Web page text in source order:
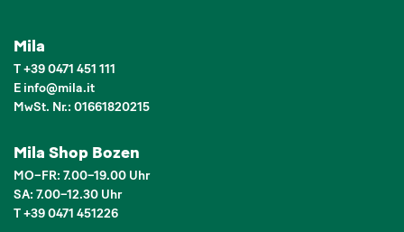
Mila
T+39 0471 451 111
E info@mila.it
MwSt. Nr.: 01661820215
Mila Shop Bozen
MO–FR: 7.00–19.00 Uhr
SA: 7.00–12.30 Uhr
T +39 0471 451226